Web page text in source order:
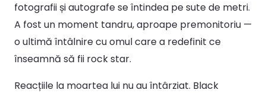
fotografii și autografe se întindea pe sute de metri.
A fost un moment tandru, aproape premonitoriu —
o ultimă întâlnire cu omul care a redefinit ce
înseamnă să fii rock star.
Reacțiile la moartea lui nu au întârziat. Black